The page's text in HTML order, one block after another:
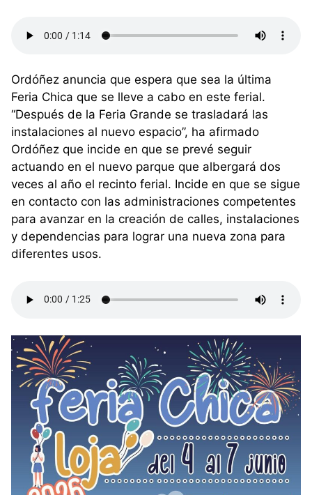
Ordóñez anuncia que espera que sea la última
Feria Chica que se lleve a cabo en este ferial.
“Después de la Feria Grande se trasladará las
instalaciones al nuevo espacio”, ha afirmado
Ordóñez que incide en que se prevé seguir
actuando en el nuevo parque que albergará dos
veces al año el recinto ferial. Incide en que se sigue
en contacto con las administraciones competentes
para avanzar en la creación de calles, instalaciones
y dependencias para lograr una nueva zona para
diferentes usos.